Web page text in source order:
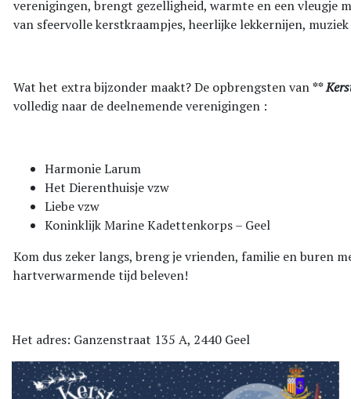
verenigingen, brengt gezelligheid, warmte en een vleugje
van sfeervolle kerstkraampjes, heerlijke lekkernijen,
Wat het extra bijzonder maakt? De opbrengsten van**
volledig naar de deelnemende verenigingen :
Harmonie Larum
Het Dierenthuisje vzw
Liebe vzw
Koninklijk Marine Kadettenkorps – Geel
Kom dus zeker langs, breng je vrienden, familie en buren
hartverwarmende tijd beleven!
Het adres: Ganzenstraat 135 A, 2440 Geel